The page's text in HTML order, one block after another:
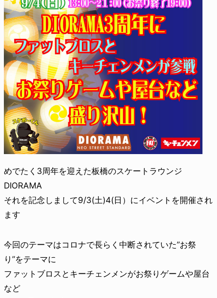
めでたく3周年を迎えた板橋のスケートラウンジ
DIORAMA
それを記念しまして9/3(土)4(日）にイベントを開催され
ます
今回のテーマはコロナで長らく中断されていた”お祭
り”をテーマに
ファットブロスとキーチェンメンがお祭りゲームや屋台
など